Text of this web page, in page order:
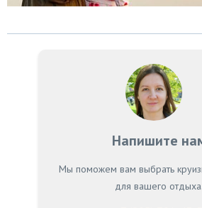
Напишите
Мы поможем вам выбрать
для вашего отдыха.